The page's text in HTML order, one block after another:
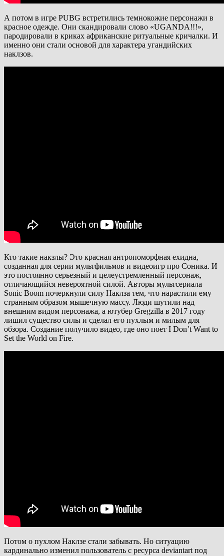
А потом в игре PUBG встретились темнокожие персонажи в
красное одежде. Они скандировали слово «UGANDA!!!»,
пародировали в криках африканские ритуальные кричалки. И
именно они стали основой для характера угандийских
наклзов.
Кто такие накзлы? Это красная антропоморфная ехидна,
созданная для серии мультфильмов и видеоигр про Соника. И
это постоянно серьезный и целеустремленный персонаж,
отличающийся невероятной силой. Авторы мультсериала
Sonic Boom почеркнули силу Наклза тем, что нарастили ему
странным образом мышечную массу. Люди шутили над
внешним видом персонажа, а ютубер Gregzilla в 2017 году
лишил существо силы и сделал его пухлым и милым для
обзора. Создание получило видео, где оно поет I Don’t Want to
Set the World on Fire.
Потом о пухлом Наклзе стали забывать. Но ситуацию
кардинально изменил пользователь с ресурса deviantart под